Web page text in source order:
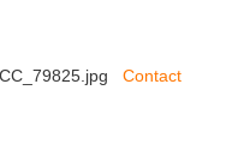
Contact